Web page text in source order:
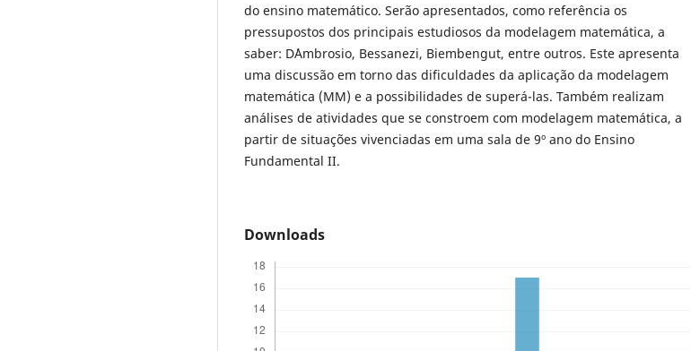
do ensino matemático. Serão apresentados, como referência os
pressupostos dos principais estudiosos da modelagem matemática, a
saber: D´Ambrosio, Bessanezi, Biembengut, entre outros. Este apresenta
uma discussão em torno das dificuldades da aplicação da modelagem
matemática (MM) e a possibilidades de superá-las. Também realizam
análises de atividades que se constroem com modelagem matemática, a
partir de situações vivenciadas em uma sala de 9º ano do Ensino
Fundamental II.
Downloads